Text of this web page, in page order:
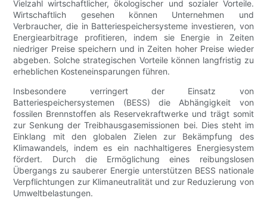
Vielzahl wirtschaftlicher, ökologischer und sozialer Vorteile.
Wirtschaftlich gesehen können Unternehmen und
Verbraucher, die in Batteriespeichersysteme investieren, von
Energiearbitrage profitieren, indem sie Energie in Zeiten
niedriger Preise speichern und in Zeiten hoher Preise wieder
abgeben. Solche strategischen Vorteile können langfristig zu
erheblichen Kosteneinsparungen führen.
Insbesondere verringert der Einsatz von
Batteriespeichersystemen (BESS) die Abhängigkeit von
fossilen Brennstoffen als Reservekraftwerke und trägt somit
zur Senkung der Treibhausgasemissionen bei. Dies steht im
Einklang mit den globalen Zielen zur Bekämpfung des
Klimawandels, indem es ein nachhaltigeres Energiesystem
fördert. Durch die Ermöglichung eines reibungslosen
Übergangs zu sauberer Energie unterstützen BESS nationale
Verpflichtungen zur Klimaneutralität und zur Reduzierung von
Umweltbelastungen.